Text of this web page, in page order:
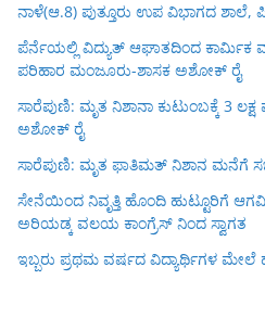
ನಾಳೆ(ಆ.8) ಪುತ್ತೂರು ಉಪ ವಿಭಾಗದ ಶಾಲೆ,
ಪೆರ್ನೆಯಲ್ಲಿ ವಿದ್ಯುತ್ ಆಘಾತದಿಂದ ಕಾರ್ಮಿಕ
ಪರಿಹಾರ ಮಂಜೂರು-ಶಾಸಕ ಅಶೋಕ್ ರೈ
ಸಾರೆಪುಣಿ: ಮೃತ ನಿಶಾನಾ ಕುಟುಂಬಕ್ಕೆ 3
ಅಶೋಕ್ ರೈ
ಸಾರೆಪುಣಿ: ಮೃತ ಫಾತಿಮತ್ ನಿಶಾನ ಮನೆಗೆ
ಸೇನೆಯಿಂದ ನಿವೃತ್ತಿ ಹೊಂದಿ ಹುಟ್ಟೂರಿಗೆ
ಅರಿಯಡ್ಕ ವಲಯ ಕಾಂಗ್ರೆಸ್ ನಿಂದ ಸ್ವಾಗತ
ಇಬ್ಬರು ಪ್ರಥಮ ವರ್ಷದ ವಿದ್ಯಾರ್ಥಿಗಳ ಮೇಲೆ